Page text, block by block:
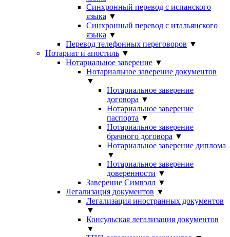
Синхронный перевод с испанского
языка ▼
Синхронный перевод с итальянского
языка ▼
Перевод телефонных переговоров ▼
Нотариат и апостиль ▼
Нотариальное заверение ▼
Нотариальное заверение документов
▼
Нотариальное заверение
договора ▼
Нотариальное заверение
паспорта ▼
Нотариальное заверение
брачного договора ▼
Нотариальное заверение диплома
▼
Нотариальное заверение
доверенности ▼
Заверение Симвэлл ▼
Легализация документов ▼
Легализация иностранных документов
▼
Консульская легализация документов
▼